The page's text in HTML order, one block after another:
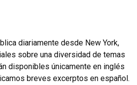
diariamente desde New York,
sobre una diversidad de temas
disponibles únicamente en inglés
breves excerptos en español.